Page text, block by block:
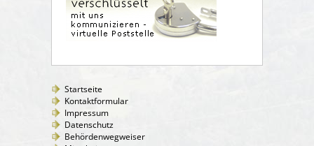
Startseite
Kontaktformular
Impressum
Datenschutz
Behördenwegweiser